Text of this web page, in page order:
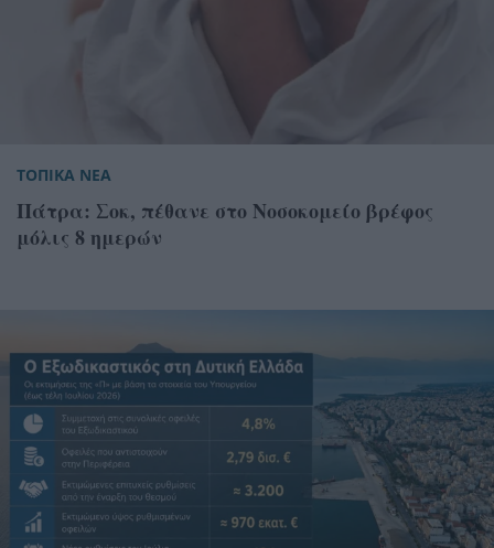
ΤΟΠΙΚΑ ΝΕΑ
Πάτρα: Σοκ, πέθανε στο Νοσοκομείο βρέφος
μόλις 8 ημερών